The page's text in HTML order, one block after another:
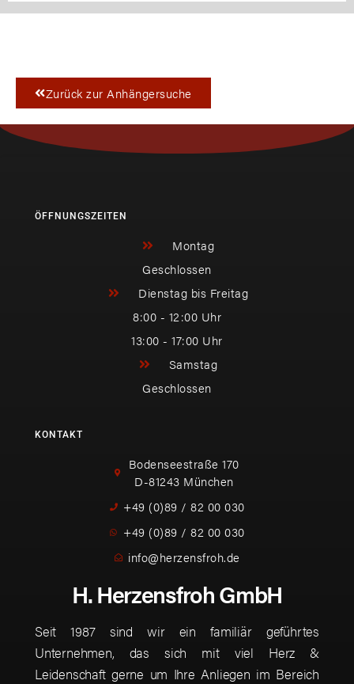
Zurück zur Anhängersuche
ÖFFNUNGSZEITEN
Montag
Geschlossen
Dienstag bis Freitag
8:00 - 12:00 Uhr
13:00 - 17:00 Uhr
Samstag
Geschlossen
KONTAKT
Bodenseestraße 170
D-81243 München
+49 (0)89 / 82 00 030
+49 (0)89 / 82 00 030
info@herzensfroh.de
H. Herzensfroh GmbH
Seit 1987 sind wir ein familiär geführtes
Unternehmen, das sich mit viel Herz &
Leidenschaft gerne um Ihre Anliegen im Bereich